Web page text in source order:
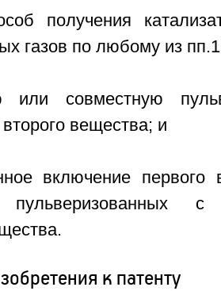
получения
газов по любому из
или совместную
вещества; и
включение первого
пульверизованных с
к патенту